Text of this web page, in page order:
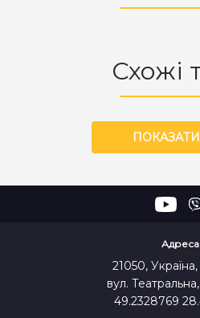
Схожі
Адреса
21050,
вул.
49.2328769